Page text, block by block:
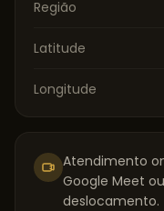
Região
Latitude
Longitude
Atendimento
Google Meet
deslocamento.